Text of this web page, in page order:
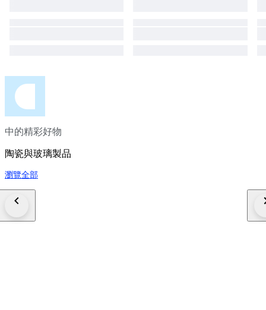
中的精彩好物
陶瓷與玻璃製品
瀏覽全部